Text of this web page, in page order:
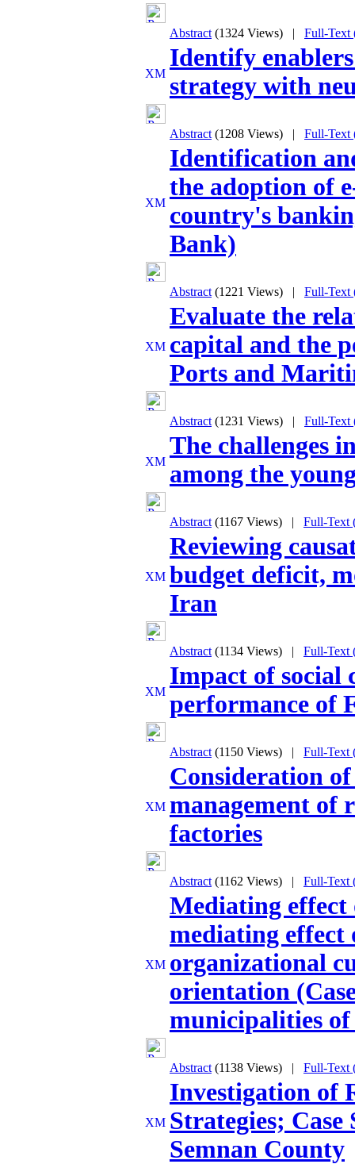
Abstract (1324 Views) | Full-Text
Identify
strategy with
Abstract (1208 Views) | Full-Text
Identification
the adoption of
country's
Bank)
Abstract (1221 Views) | Full-Text
Evaluate the
capital and the
Ports and
Abstract (1231 Views) | Full-Text
The challenges
among the
Abstract (1167 Views) | Full-Text
Reviewing
budget deficit,
Iran
Abstract (1134 Views) | Full-Text
Impact of social
performance of
Abstract (1150 Views) | Full-Text
Consideration
management of
factories
Abstract (1162 Views) | Full-Text
Mediating effect
mediating effect
organizational
orientation
municipalities
Abstract (1138 Views) | Full-Text
Investigation of
Strategies;
Semnan County